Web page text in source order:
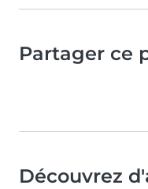
Partager ce
Découvrez